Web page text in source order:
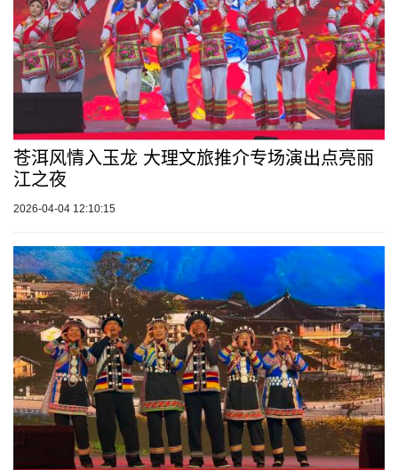
苍洱风情入玉龙 大理文旅推介专场演出点亮丽
江之夜
2026-04-04 12:10:15